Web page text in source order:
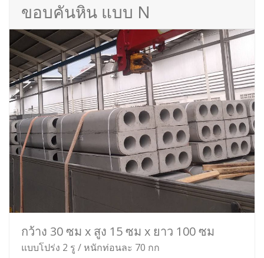
ขอบคันหิน แบบ N
กว้าง 30 ซม x สูง 15 ซม x ยาว 100 ซม
แบบโปร่ง 2 รู / หนักท่อนละ 70 กก